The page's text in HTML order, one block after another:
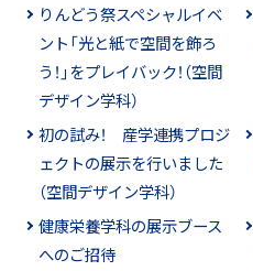
りんどう祭スペシャルイベ
ント「光と紙で空間を飾ろ
う！」をプレイバック！（空間
デザイン学科）
初の試み！ 産学連携プロジ
ェクトの展示を行いました
（空間デザイン学科）
健康栄養学科の展示ブース
へのご招待